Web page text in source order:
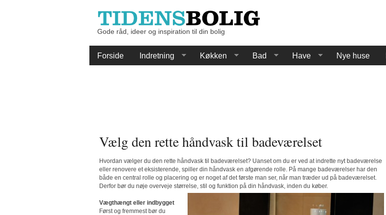
Gode råd, ideer og inspiration til din bolig
Forside Indretning Køkken Bad Have Nye huse
Vælg den rette håndvask til badeværelset
Hvordan vælger du den rette håndvask til badeværelset? Uanset om du er ved at indrette nyt badeværelse
eller renovere et eksisterende, spiller din håndvask en afgørende rolle. På mange badeværelser har den
både en central rolle og placering og er noget af det første man ser, når man træder ud på badeværelset.
Derfor bør du nøje overveje størrelse, stil og funktion på din håndvask, inden du køber.
Vægthængt eller indbygget
Først og fremmest bør du